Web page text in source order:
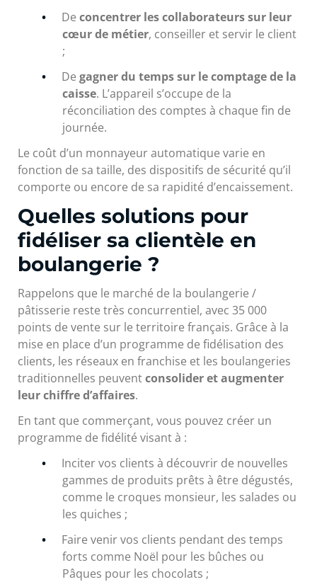
De concentrer les collaborateurs sur leur
cœur de métier, conseiller et servir le client
;
De gagner du temps sur le comptage de la
caisse. L’appareil s’occupe de la
réconciliation des comptes à chaque fin de
journée.
Le coût d’un monnayeur automatique varie en
fonction de sa taille, des dispositifs de sécurité qu’il
comporte ou encore de sa rapidité d’encaissement.
Quelles solutions pour
fidéliser sa clientèle en
boulangerie ?
Rappelons que le marché de la boulangerie /
pâtisserie reste très concurrentiel, avec 35 000
points de vente sur le territoire français. Grâce à la
mise en place d’un programme de fidélisation des
clients, les réseaux en franchise et les boulangeries
traditionnelles peuventconsolider et augmenter
leur chiffre d’affaires.
En tant que commerçant, vous pouvez créer un
programme de fidélité visant à :
Inciter vos clients à découvrir de nouvelles
gammes de produits prêts à être dégustés,
comme le croques monsieur, les salades ou
les quiches ;
Faire venir vos clients pendant des temps
forts comme Noël pour les bûches ou
Pâques pour les chocolats ;